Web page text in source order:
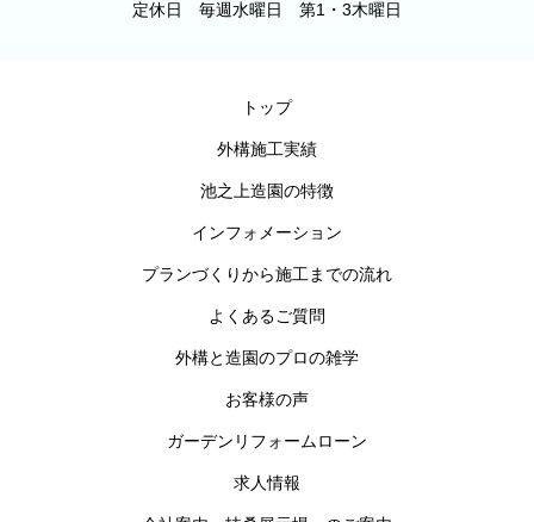
定休日 毎週水曜日 第1・3木曜日
トップ
外構施工実績
池之上造園の特徴
インフォメーション
プランづくりから施工までの流れ
よくあるご質問
外構と造園のプロの雑学
お客様の声
ガーデンリフォームローン
求人情報